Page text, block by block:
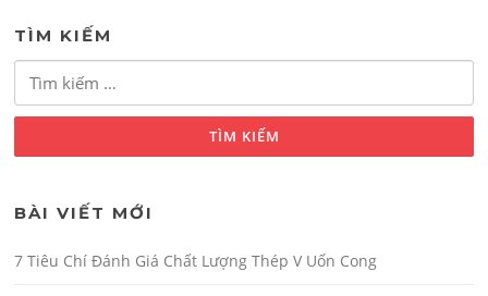
TÌM KIẾM
kiếm
cho:
BÀI VIẾT MỚI
7 Tiêu Chí Đánh Giá Chất Lượng Thép V Uốn Cong